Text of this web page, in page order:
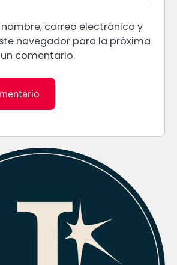
correo electrónico y
navegador para la próxima
comentario.